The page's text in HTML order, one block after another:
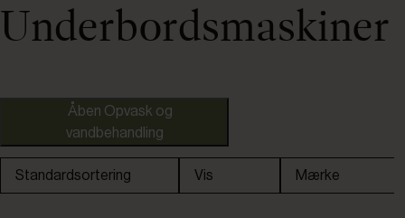
Underbordsmaskiner
vandbehandling
Standardsortering Vis
Omtanke
Mærke